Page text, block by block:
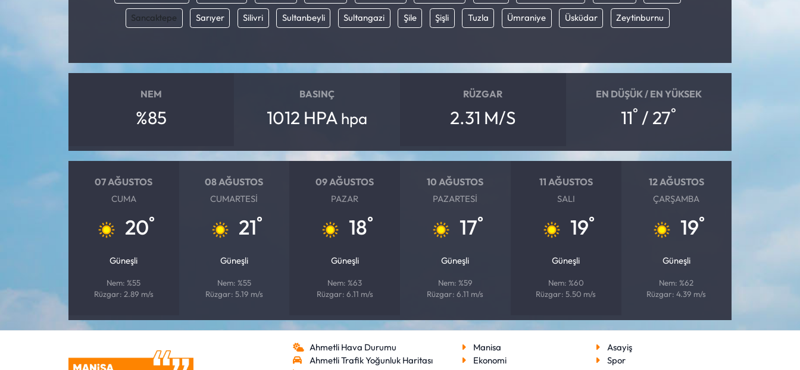
Sancaktepe Sarıyer Silivri Sultanbeyli Sultangazi Şile Şişli Tuzla Ümraniye Üsküdar Zeytinburnu
NEM
%85
BASINÇ
1012 HPA hpa
RÜZGAR
2.31 M/S
EN DÜŞÜK / EN YÜKSEK
11° / 27°
07 AĞUSTOS
CUMA
20°
Güneşli
Nem: %55
Rüzgar: 2.89 m/s
08 AĞUSTOS
CUMARTESI
21°
Güneşli
Nem: %55
Rüzgar: 5.19 m/s
09 AĞUSTOS
PAZAR
18°
Güneşli
Nem: %63
Rüzgar: 6.11 m/s
10 AĞUSTOS
PAZARTESI
17°
Güneşli
Nem: %59
Rüzgar: 6.11 m/s
11 AĞUSTOS
SALI
19°
Güneşli
Nem: %60
Rüzgar: 5.50 m/s
12 AĞUSTOS
ÇARŞAMBA
19°
Güneşli
Nem: %62
Rüzgar: 4.39 m/s
Ahmetli Hava Durumu
Ahmetli Trafik Yoğunluk Haritası
Manisa
Asayiş
Ekonomi
Spor